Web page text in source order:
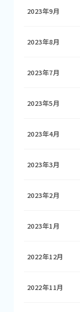
2023年9月
2023年8月
2023年7月
2023年5月
2023年4月
2023年3月
2023年2月
2023年1月
2022年12月
2022年11月